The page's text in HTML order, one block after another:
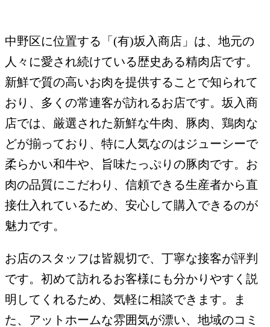
中野区に位置する「(有)坂入商店」は、地元の
人々に愛され続けている歴史ある精肉店です。
新鮮で質の高いお肉を提供することで知られて
おり、多くの常連客が訪れるお店です。坂入商
店では、厳選された新鮮な牛肉、豚肉、鶏肉な
どが揃っており、特に人気なのはジューシーで
柔らかい和牛や、旨味たっぷりの豚肉です。お
肉の品質にこだわり、信頼できる生産者から直
接仕入れているため、安心して購入できるのが
魅力です。
お店のスタッフは皆親切で、丁寧な接客が評判
です。初めて訪れるお客様にも分かりやすく説
明してくれるため、気軽に相談できます。ま
た、アットホームな雰囲気が漂い、地域のコミ